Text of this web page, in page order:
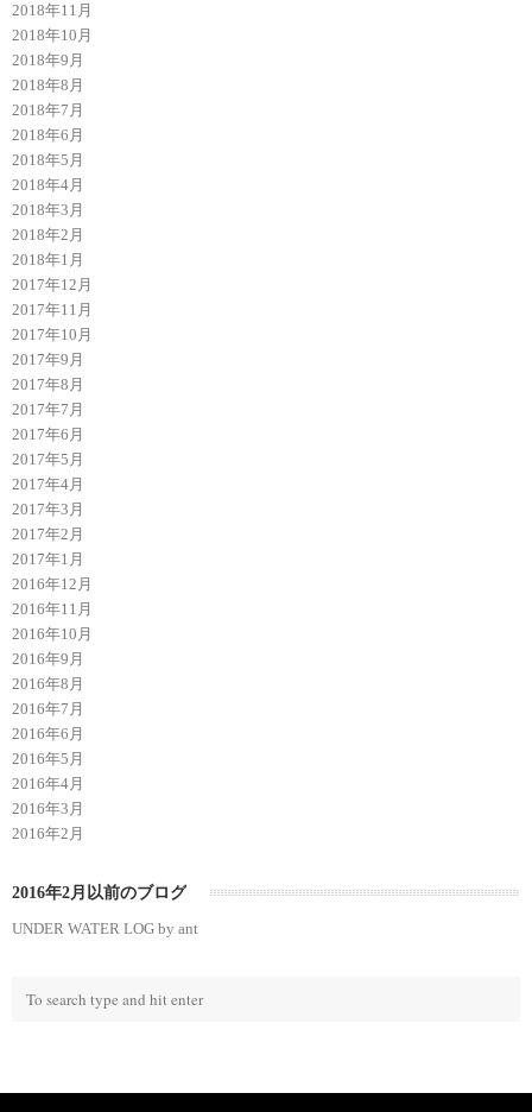
2018年11月
2018年10月
2018年9月
2018年8月
2018年7月
2018年6月
2018年5月
2018年4月
2018年3月
2018年2月
2018年1月
2017年12月
2017年11月
2017年10月
2017年9月
2017年8月
2017年7月
2017年6月
2017年5月
2017年4月
2017年3月
2017年2月
2017年1月
2016年12月
2016年11月
2016年10月
2016年9月
2016年8月
2016年7月
2016年6月
2016年5月
2016年4月
2016年3月
2016年2月
2016年2月以前のブログ
UNDER WATER LOG by ant